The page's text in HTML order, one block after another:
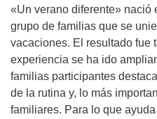
«Un verano diferente» nació
grupo de familias que se
vacaciones. El resultado fue
experiencia se ha ido
familias participantes
de la rutina y, lo más
familiares. Para lo que